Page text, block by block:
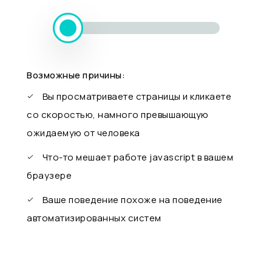
Возможные причины:
Вы просматриваете страницы и кликаете
со скоростью, намного превышающую
ожидаемую от человека
Что-то мешает работе javascript в вашем
браузере
Ваше поведение похоже на поведение
автоматизированных систем